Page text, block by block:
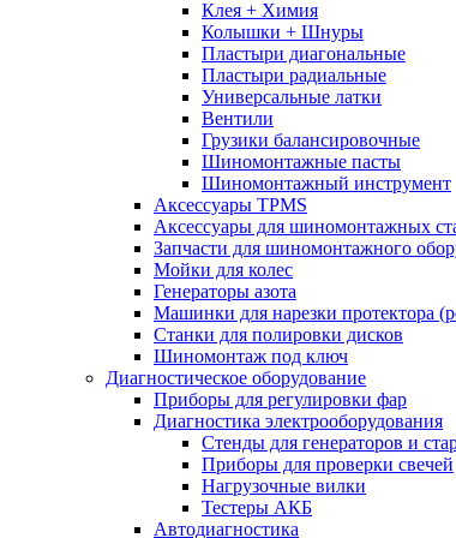
Клея + Химия
Колышки + Шнуры
Пластыри диагональные
Пластыри радиальные
Универсальные латки
Вентили
Грузики балансировочные
Шиномонтажные пасты
Шиномонтажный инструмент
Аксессуары TPMS
Аксессуары для шиномонтажных
Запчасти для шиномонтажного
Мойки для колес
Генераторы азота
Машинки для нарезки протектора
Станки для полировки дисков
Шиномонтаж под ключ
Диагностическое оборудование
Приборы для регулировки фар
Диагностика электрооборудования
Стенды для генераторов и
Приборы для проверки свечей
Нагрузочные вилки
Тестеры АКБ
Автодиагностика